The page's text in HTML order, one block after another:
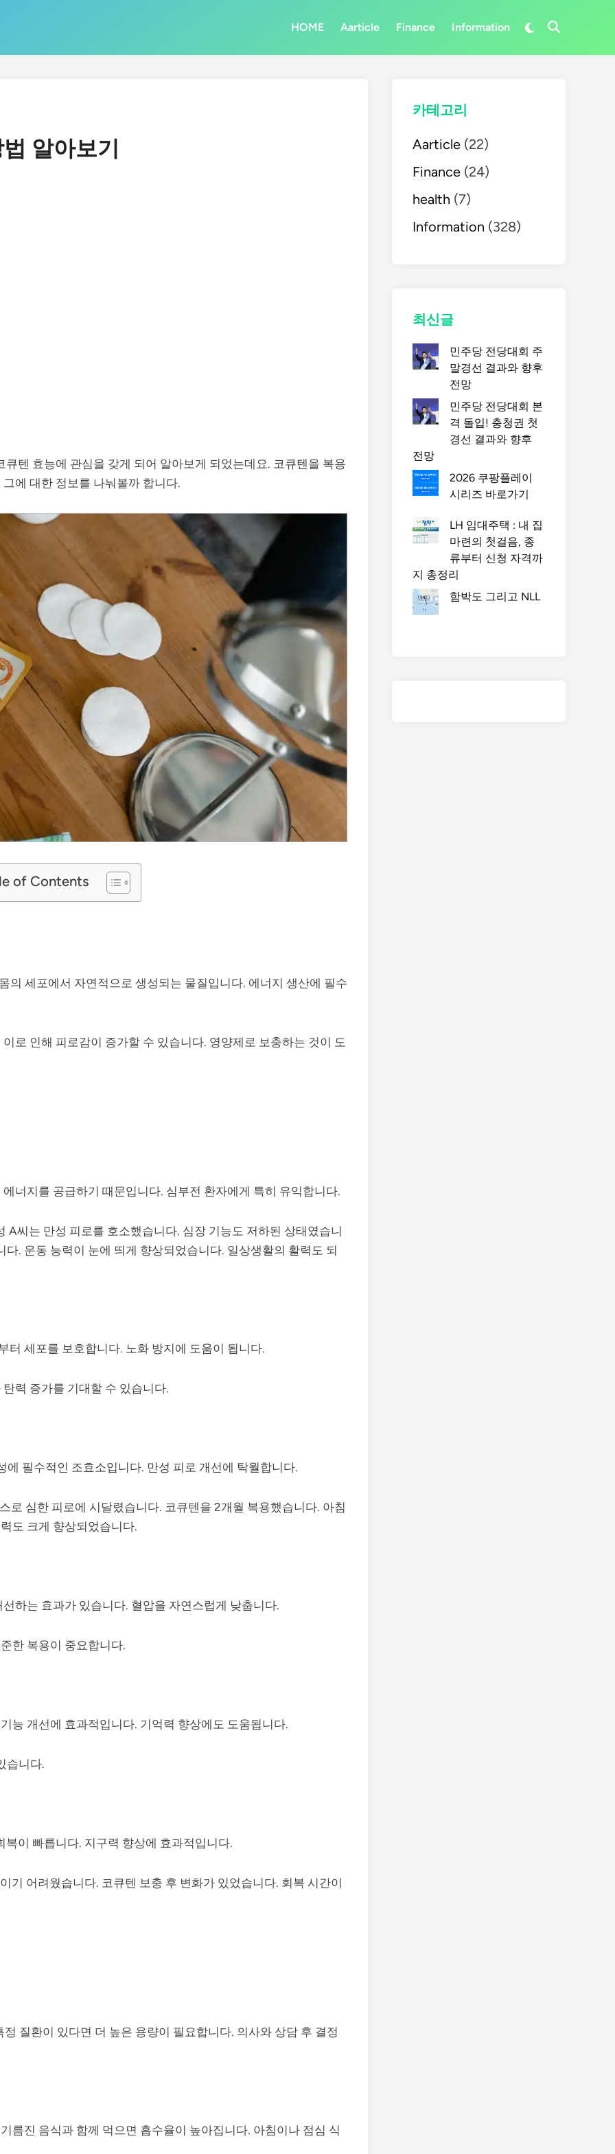
HOME Aarticle Finance Information
Switch
Open
알아보기
텐 효능에 관심을 갖게 되어 알아보게 되었는데요. 코큐텐을 복용
에 대한 정보를 나눠볼까 합니다.
of Contents
의 세포에서 자연적으로 생성되는 물질입니다. 에너지 생산에 필수
로 인해 피로감이 증가할 수 있습니다. 영양제로 보충하는 것이 도
너지를 공급하기 때문입니다. 심부전 환자에게 특히 유익합니다.
A씨는 만성 피로를 호소했습니다. 심장 기능도 저하된 상태였습니
. 운동 능력이 눈에 띄게 향상되었습니다. 일상생활의 활력도 되
터 세포를 보호합니다. 노화 방지에 도움이 됩니다.
력 증가를 기대할 수 있습니다.
필수적인 조효소입니다. 만성 피로 개선에 탁월합니다.
로 심한 피로에 시달렸습니다. 코큐텐을 2개월 복용했습니다. 아침
도 크게 향상되었습니다.
하는 효과가 있습니다. 혈압을 자연스럽게 낮춥니다.
한 복용이 중요합니다.
능 개선에 효과적입니다. 기억력 향상에도 도움됩니다.
습니다.
이 빠릅니다. 지구력 향상에 효과적입니다.
기 어려웠습니다. 코큐텐 보충 후 변화가 있었습니다. 회복 시간이
질환이 있다면 더 높은 용량이 필요합니다. 의사와 상담 후 결정
름진 음식과 함께 먹으면 흡수율이 높아집니다. 아침이나 점심 식
카테고리
Aarticle (22)
Finance (24)
health (7)
Information (328)
최신글
민주당 전당대회 주
말경선 결과와 향후
전망
민주당 전당대회 본
격 돌입! 충청권 첫
경선 결과와 향후
전망
2026 쿠팡플레이
시리즈 바로가기
LH 임대주택 : 내 집
마련의 첫걸음, 종
류부터 신청 자격까
지 총정리
함박도 그리고 NLL